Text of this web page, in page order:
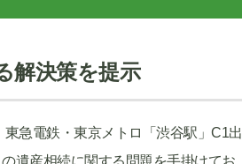
解決策を提示
急電鉄・東京メトロ「渋谷駅」C1出
遺産相続に関する問題を手掛けてお